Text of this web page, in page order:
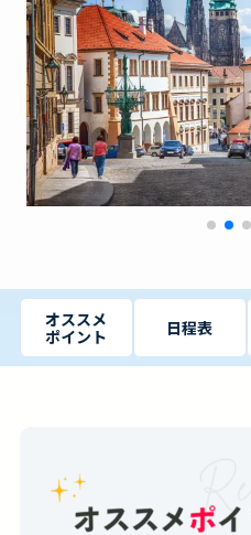
オススメ
ポイント
日程表